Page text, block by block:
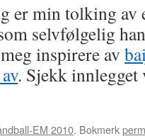
er min tolking av
selvfølgelig
inspirere av
. Sjekk
EM 2010. Bokmerk